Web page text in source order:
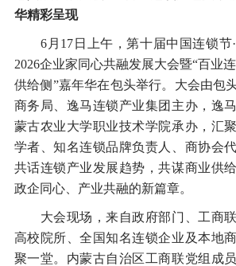
华精彩呈现
6月17日上午，第十届中国连锁节·
2026企业家同心共融发展大会暨“百业
供给侧”嘉年华在包头举行。大会由包
商务局、逸马连锁产业集团主办，逸
蒙古农业大学职业技术学院承办，汇
学者、知名连锁品牌负责人、商协会
共话连锁产业发展趋势，共谋商业供
政企同心、产业共融的新篇章。
大会现场，来自政府部门、工商联
高校院所、全国知名连锁企业及本地
聚一堂。内蒙古自治区工商联党组成